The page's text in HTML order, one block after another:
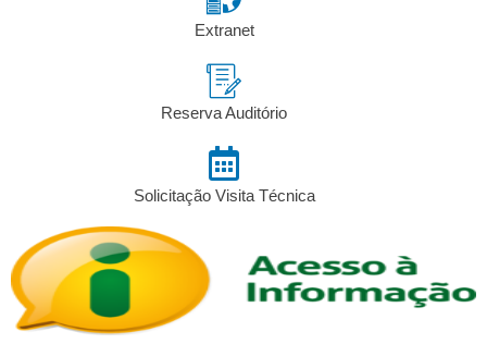
Extranet
Reserva Auditório
Solicitação Visita Técnica